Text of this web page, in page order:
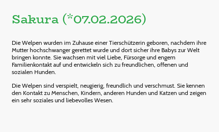
Sakura (*07.02.2026)
Die Welpen wurden im Zuhause einer Tierschützerin geboren, nachdem ihre
Mutter hochschwanger gerettet wurde und dort sicher ihre Babys zur Welt
bringen konnte. Sie wachsen mit viel Liebe, Fürsorge und engem
Familienkontakt auf und entwickeln sich zu freundlichen, offenen und
sozialen Hunden.
Die Welpen sind verspielt, neugierig, freundlich und verschmust. Sie kennen
den Kontakt zu Menschen, Kindern, anderen Hunden und Katzen und zeigen
ein sehr soziales und liebevolles Wesen.